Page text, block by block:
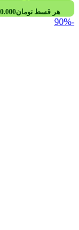
هر قسطتومان
-90%